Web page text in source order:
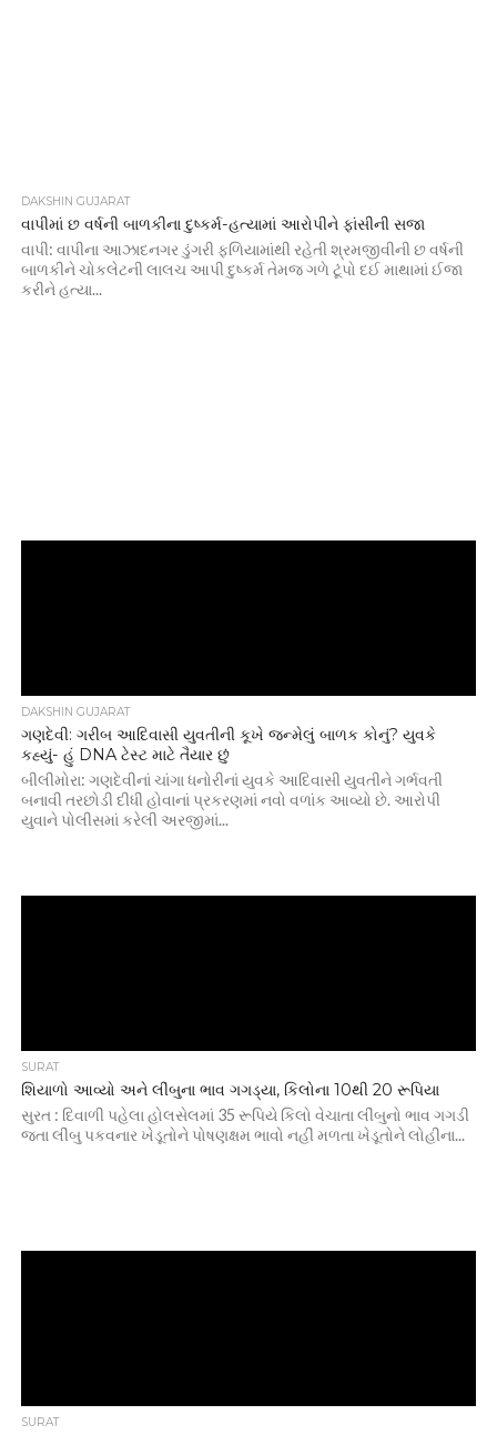
DAKSHIN GUJARAT
વાપીમાં છ વર્ષની બાળકીના દુષ્કર્મ-હત્યામાં આરોપીને ફાંસીની સજા
વાપી: વાપીના આઝાદનગર ડુંગરી ફળિયામાંથી રહેતી શ્રમજીવીની છ વર્ષની
બાળકીને ચોકલેટની લાલચ આપી દુષ્કર્મ તેમજ ગળે ટૂંપો દઈ માથામાં ઈજા
કરીને હત્યા...
DAKSHIN GUJARAT
ગણદેવી: ગરીબ આદિવાસી યુવતીની કૂખે જન્મેલું બાળક કોનું? યુવકે
કહ્યું- હું DNA ટેસ્ટ માટે તૈયાર છું
બીલીમોરા: ગણદેવીનાં ચાંગા ધનોરીનાં યુવકે આદિવાસી યુવતીને ગર્ભવતી
બનાવી તરછોડી દીધી હોવાનાં પ્રકરણમાં નવો વળાંક આવ્યો છે. આરોપી
યુવાને પોલીસમાં કરેલી અરજીમાં...
SURAT
શિયાળો આવ્યો અને લીંબુના ભાવ ગગડ્યા, કિલોના 10થી 20 રૂપિયા
સુરત : દિવાળી પહેલા હોલસેલમાં 35 રૂપિયે કિલો વેચાતા લીંબુનો ભાવ ગગડી
જતા લીંબુ પકવનાર ખેડૂતોને પોષણક્ષમ ભાવો નહીં મળતા ખેડૂતોને લોહીના...
SURAT